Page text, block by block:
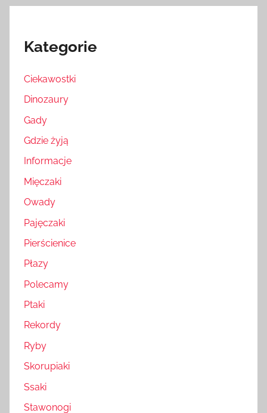
Kategorie
Ciekawostki
Dinozaury
Gady
Gdzie żyją
Informacje
Mięczaki
Owady
Pajęczaki
Pierścienice
Płazy
Polecamy
Ptaki
Rekordy
Ryby
Skorupiaki
Ssaki
Stawonogi